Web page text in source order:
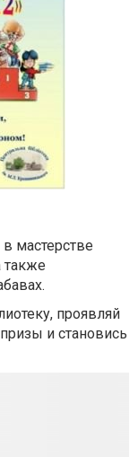
мастерстве
также
проявляй
и становись